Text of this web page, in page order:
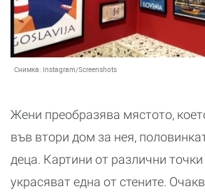
Снимка: Instagram/Screenshots
Жени преобразява мястото,
във втори дом за нея,
деца. Картини от различни точки
украсяват една от стените.